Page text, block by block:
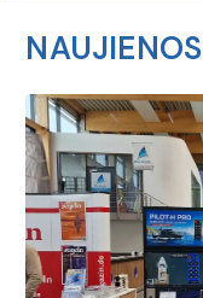
NAUJIENOS